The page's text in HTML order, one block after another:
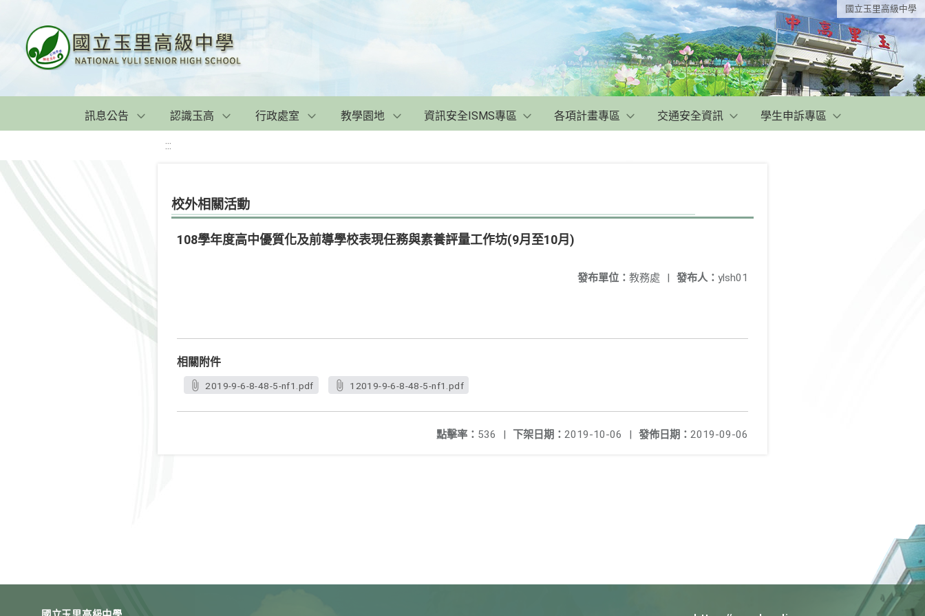
國立玉里高級中學
訊息公告 認識玉高 行政處室 教學園地 資訊安全ISMS專區 各項計畫專區 交通安全資訊 學生申訴專區
:::
校外相關活動
108學年度高中優質化及前導學校表現任務與素養評量工作坊(9月至10月)
發布人： ylsh01
發布單位： 教務處 |
相關附件
2019-9-6-8-48-5-nf1.pdf 12019-9-6-8-48-5-nf1.pdf
發佈日期： 2019-09-06
下架日期： 2019-10-06 |
點擊率： 536 |